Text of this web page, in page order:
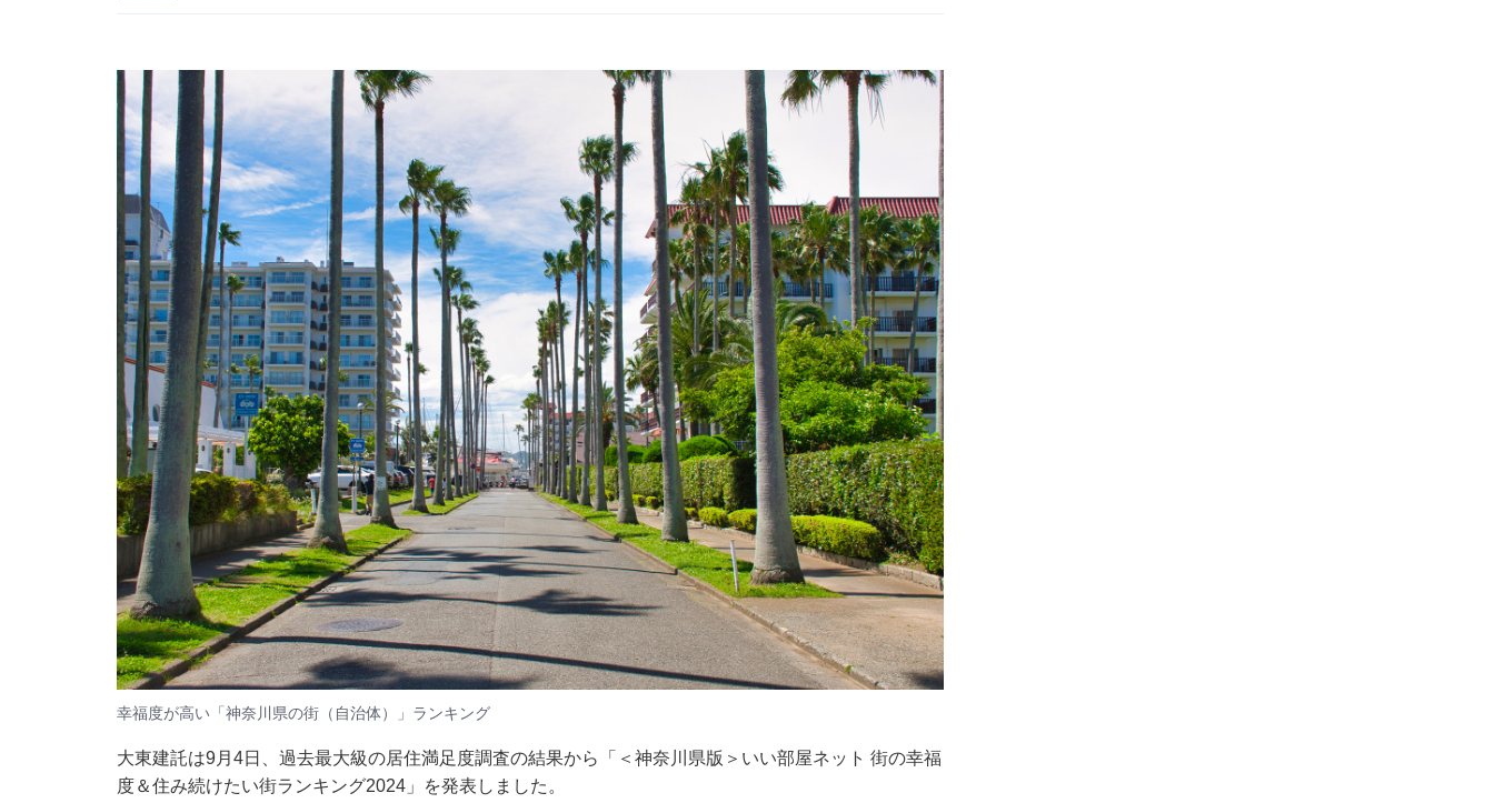
幸福度が高い「神奈川県の街（自治体）」ランキング
大東建託は9月4日、過去最大級の居住満足度調査の結果から「＜神奈川県版＞いい部屋ネット 街の幸福
度＆住み続けたい街ランキング2024」を発表しました。